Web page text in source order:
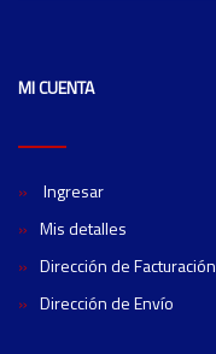
MI CUENTA
Ingresar
Mis detalles
Dirección de Facturación
Dirección de Envío